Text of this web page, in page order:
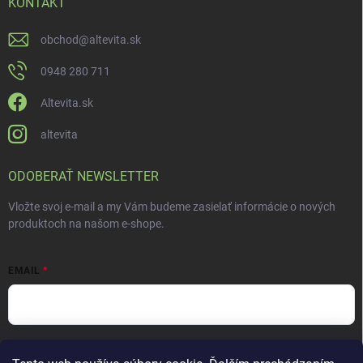
obchod@altevita.sk
0948 280 711
Altevita.sk
altevita
ODOBERAŤ NEWSLETTER
Vložte svoj e-mail a my Vám budeme zasielať informácie o nových
produktoch na našom e-shope.
EMAIL